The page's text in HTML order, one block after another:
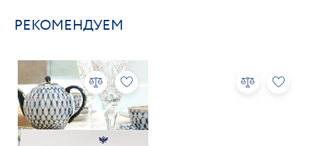
РЕКОМЕНДУЕМ